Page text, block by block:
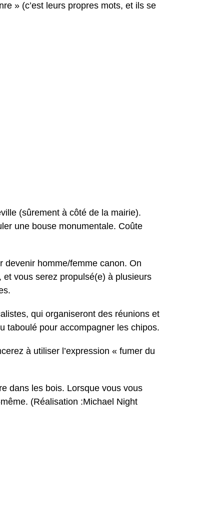
» (c’est leurs propres mots, et ils se
(sûrement à côté de la mairie).
une bouse monumentale. Coûte
devenir homme/femme canon. On
vous serez propulsé(e) à plusieurs
qui organiseront des réunions et
taboulé pour accompagner les chipos.
à utiliser l’expression « fumer du
dans les bois. Lorsque vous vous
(Réalisation :Michael Night